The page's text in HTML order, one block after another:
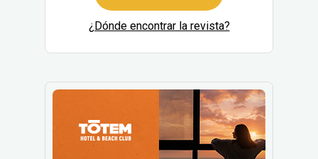
¿Dónde encontrar la revista?